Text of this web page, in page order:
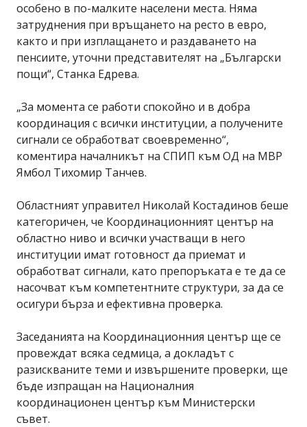
особено в по-малките населени места. Няма
затруднения при връщането на ресто в евро,
както и при изплащането и раздаването на
пенсиите, уточни представителят на „Български
пощи“, Станка Едрева.
„За момента се работи спокойно и в добра
координация с всички институции, а получените
сигнали се обработват своевременно“,
коментира началникът на СПИП към ОД на МВР
Ямбол Тихомир Танчев.
Областният управител Николай Костадинов беше
категоричен, че Координационният център на
областно ниво и всички участващи в него
институции имат готовност да приемат и
обработват сигнали, като препоръката е те да се
насочват към компетентните структури, за да се
осигури бърза и ефективна проверка.
Заседанията на Координационния център ще се
провеждат всяка седмица, а докладът с
разискваните теми и извършените проверки, ще
бъде изпращан на Националния
координационен център към Министерски
съвет.